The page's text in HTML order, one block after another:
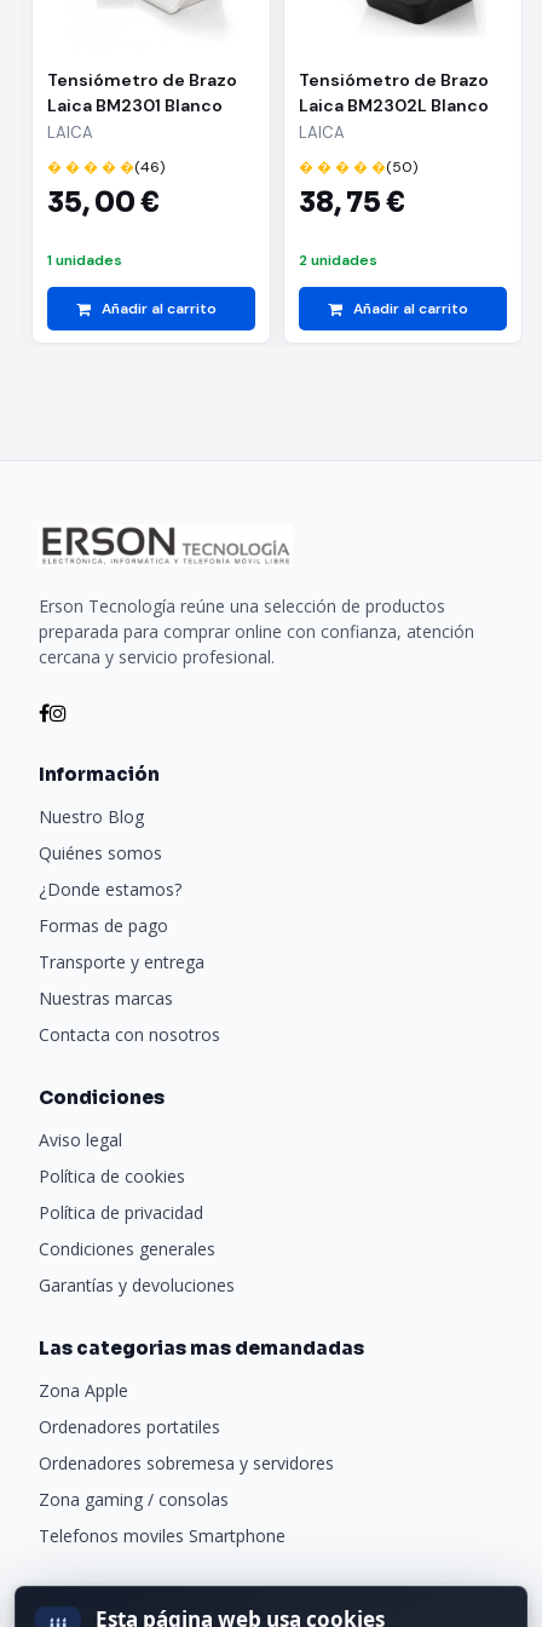
Tensiómetro de Brazo
Laica BM2301 Blanco
LAICA
� � � � �(46)
35,00 €
1 unidades
Añadir al carrito
Tensiómetro de Brazo
Laica BM2302L Blanco
LAICA
� � � � �(50)
38,75 €
2 unidades
Añadir al carrito
Erson Tecnología reúne una selección de productos
preparada para comprar online con confianza, atención
cercana y servicio profesional.
Información
Nuestro Blog
Quiénes somos
¿Donde estamos?
Formas de pago
Transporte y entrega
Nuestras marcas
Contacta con nosotros
Condiciones
Aviso legal
Política de cookies
Política de privacidad
Condiciones generales
Garantías y devoluciones
Las categorias mas demandadas
Zona Apple
Ordenadores portatiles
Ordenadores sobremesa y servidores
Zona gaming / consolas
Telefonos moviles Smartphone
Esta página web usa cookies